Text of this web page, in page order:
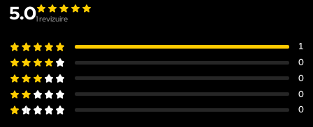
5.01revizuire
1
0
0
0
0